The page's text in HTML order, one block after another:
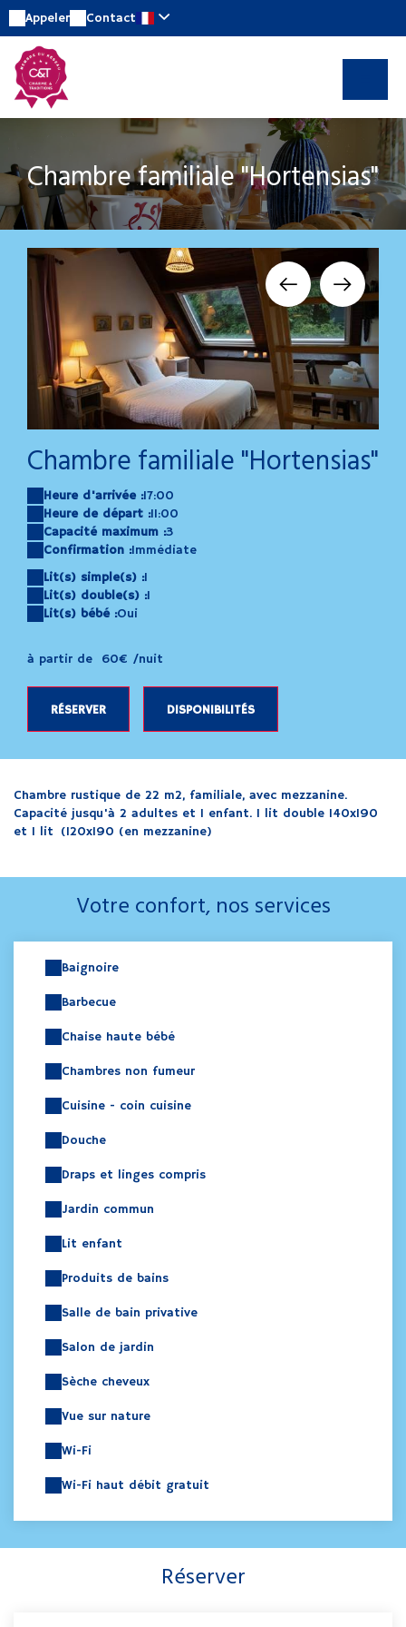
Appeler Contact
Chambre familiale "Hortensias"
Gemini_Generated_Image_bvfv5abvfv5abvfv
Chambre familiale "Hortensias"
Heure d'arrivée :17:00
Heure de départ :11:00
Capacité maximum :3
Confirmation :Immédiate
Lit(s) simple(s) :1
Lit(s) double(s) :1
Lit(s) bébé :Oui
à partir de 60€ /nuit
RÉSERVER DISPONIBILITÉS
Chambre rustique de 22 m2, familiale, avec mezzanine.
Capacité jusqu'à 2 adultes et 1 enfant. 1 lit double 140x190
et 1 lit (120x190 (en mezzanine)
Votre confort, nos services
Baignoire
Barbecue
Chaise haute bébé
Chambres non fumeur
Cuisine - coin cuisine
Douche
Draps et linges compris
Jardin commun
Lit enfant
Produits de bains
Salle de bain privative
Salon de jardin
Sèche cheveux
Vue sur nature
Wi-Fi
Wi-Fi haut débit gratuit
Réserver